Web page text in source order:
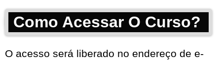
Como Acessar O Curso?
O acesso será liberado no endereço de e-